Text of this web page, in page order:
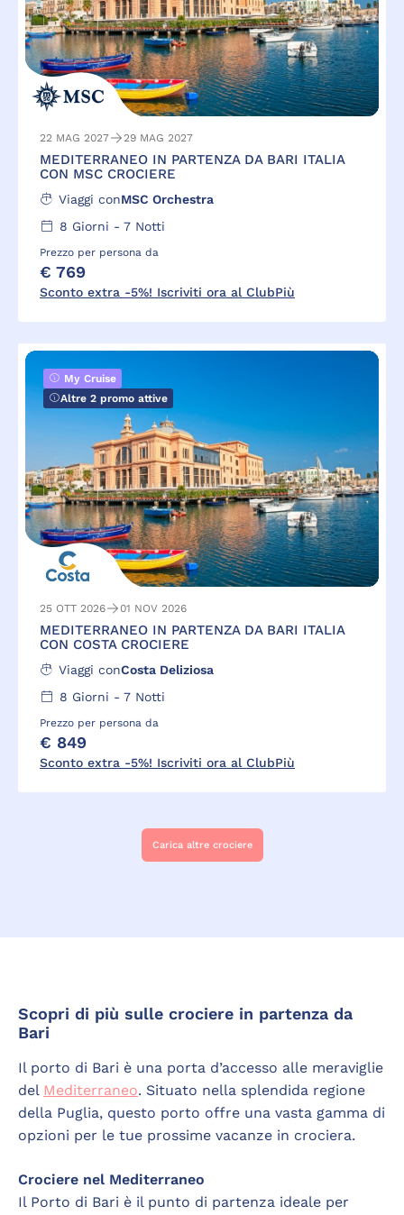
22 MAG 2027 29 MAG 2027
MEDITERRANEO IN PARTENZA DA BARI ITALIA
CON MSC CROCIERE
Viaggi conMSC Orchestra
8 Giorni - 7Notti
Prezzo per persona da
€ 769
Sconto extra -5%! Iscriviti ora al ClubPiù
My Cruise
Altre 2 promo attive
25 OTT 2026 01 NOV 2026
MEDITERRANEO IN PARTENZA DA BARI ITALIA
CON COSTA CROCIERE
Viaggi conCosta Deliziosa
8 Giorni - 7Notti
Prezzo per persona da
€ 849
Sconto extra -5%! Iscriviti ora al ClubPiù
Carica altre crociere
Scopri di più sulle crociere in partenza da
Bari
Il porto di Bari è una porta d’accesso alle meraviglie
del Mediterraneo. Situato nella splendida regione
della Puglia, questo porto offre una vasta gamma di
opzioni per le tue prossime vacanze in crociera.
Crociere nel Mediterraneo
Il Porto di Bari è il punto di partenza ideale per